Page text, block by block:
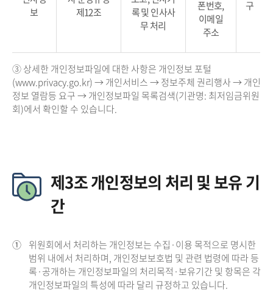
보
제12조
록 및 인사사
무 처리
폰번호,
이메일
주소
구
③ 상세한 개인정보파일에 대한 사항은 개인정보 포털
(www.privacy.go.kr) → 개인서비스 → 정보주체 권리행사 → 개인
정보 열람등 요구 → 개인정보파일 목록검색(기관명: 최저임금위원
회)에서 확인할 수 있습니다.
제3조 개인정보의 처리 및 보유 기
간
① 위원회에서 처리하는 개인정보는 수집·이용 목적으로 명시한
범위 내에서 처리하며, 개인정보보호법 및 관련 법령에 따라 등
록·공개하는 개인정보파일의 처리목적·보유기간 및 항목은 각
개인정보파일의 특성에 따라 달리 규정하고 있습니다.